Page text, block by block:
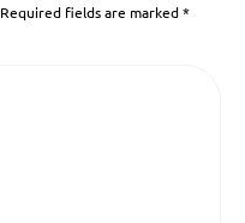
Required fields are marked*